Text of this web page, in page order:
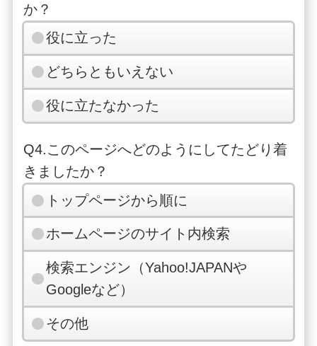
か？
役に立った
どちらともいえない
役に立たなかった
Q4.このページへどのようにしてたどり着
きましたか？
トップページから順に
ホームページのサイト内検索
検索エンジン（Yahoo!JAPANや
Googleなど）
その他